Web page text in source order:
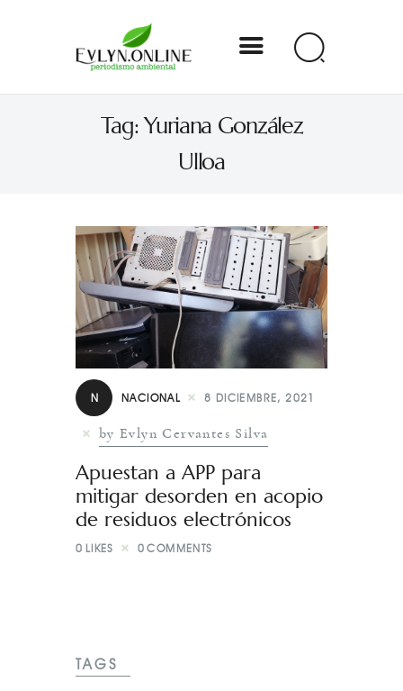
Tag: Yuriana González
Ulloa
Evlyn Online
Periodismo para autogobernarse
Nacional
Estados
Especial
Opinión
N NACIONAL 8 DICIEMBRE, 2021
by Evlyn Cervantes Silva
Apuestan a APP para
mitigar desorden en acopio
de residuos electrónicos
0 LIKES 0 COMMENTS
TAGS